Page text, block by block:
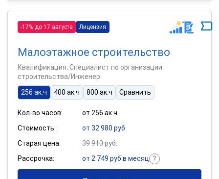
-17% до 17 августа Лицензия
Малоэтажное строительство
Квалификация: Специалист по организации
строительства/Инженер
256 ак.ч
400 ак.ч 800 ак.ч Сравнить
Кол-во часов:
от 256 ак.ч
Стоимость:
от 32 980 руб.
Старая цена:
39 910 руб.
Рассрочка:
от 2 749 руб в месяц